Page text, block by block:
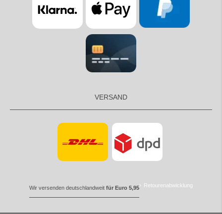
VERSAND
Wir versenden deutschlandweit für Euro 5,95 Retourenabwicklung